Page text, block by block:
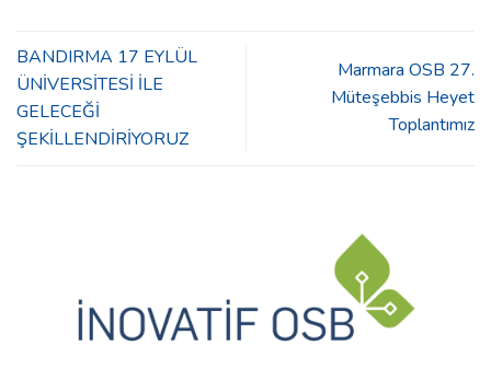
BANDIRMA 17 EYLÜL
ÜNİVERSİTESİ İLE
GELECEĞİ
ŞEKİLLENDİRİYORUZ
Marmara OSB 27.
Müteşebbis Heyet
Toplantımız